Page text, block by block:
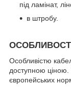
під ламінат,
в штробу.
Особливістю
доступною ціною.
європейських